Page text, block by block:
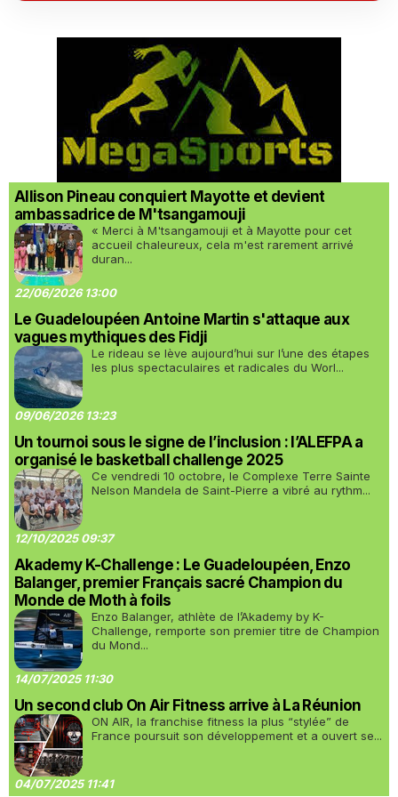
Allison Pineau conquiert Mayotte et devient
ambassadrice de M'tsangamouji
« Merci à M'tsangamouji et à Mayotte pour cet
accueil chaleureux, cela m'est rarement arrivé
duran...
22/06/2026 13:00
Le Guadeloupéen Antoine Martin s'attaque aux
vagues mythiques des Fidji
Le rideau se lève aujourd’hui sur l’une des étapes
les plus spectaculaires et radicales du Worl...
09/06/2026 13:23
Un tournoi sous le signe de l’inclusion : l’ALEFPA a
organisé le basketball challenge 2025
Ce vendredi 10 octobre, le Complexe Terre Sainte
Nelson Mandela de Saint-Pierre a vibré au rythm...
12/10/2025 09:37
Akademy K-Challenge : Le Guadeloupéen, Enzo
Balanger, premier Français sacré Champion du
Monde de Moth à foils
Enzo Balanger, athlète de l’Akademy by K-
Challenge, remporte son premier titre de Champion
du Mond...
14/07/2025 11:30
Un second club On Air Fitness arrive à La Réunion
ON AIR, la franchise fitness la plus “stylée” de
France poursuit son développement et a ouvert se...
04/07/2025 11:41